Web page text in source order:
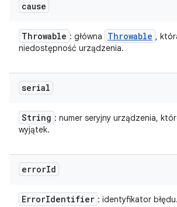
cause
Throwable : główna Throwable ,
niedostępność urządzenia.
serial
String : numer seryjny urządzenia,
wyjątek.
errorId
ErrorIdentifier : identyfikator błędu.